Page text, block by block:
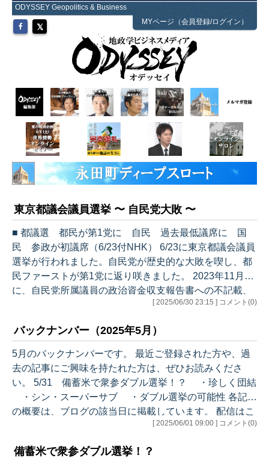
ODYSSEY Geopolitics & Business
MYページ（会員登録/ログイン）
東京都議会議員選挙 〜 自民党大敗 〜
■ 都議選 都民が第1党に 自民 過去最低議席に 国
民 参政が初議席（6/23付NHK） 6/23に東京都議会議員
選挙が行われました。自民党が歴史的な大敗を喫し、都
民ファーストが第1党に返り咲きました。 2023年11月
に、自民党所属議員の政治資金収支報告書への不記載、
所謂「裏金問題」が大手メディアで報じられるようにな
長選挙でも苦しい戦いが続いていました。 当然、都議選
も厳しい結果が予想されていました。清和会を中心とし
た国政における裏金問題のみならず、都議会自民党にも
不記載が発覚したからです。そのため、党本部は、不記
載のあった議員のうち自…
[ 2025/06/30 23:15 ] コメント(0)
バックナンバー（2025年5月）
5月のバックナンバーです。 最近ご登録された方や、過
去の記事にご興味を持たれた方は、ぜひお読みくださ
い。 5/31 備蓄米で衆参ダブル選挙！？ ・珍しく団結
・シン・スーパーサブ ・ダブル選挙の可能性 各記事
の概要は、ブログの該当日に掲載しています。 配信はこ
[ 2025/06/01 09:00 ] コメント(0)
備蓄米で衆参ダブル選挙！？